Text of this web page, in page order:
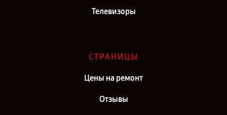
Телевизоры
СТРАНИЦЫ
Цены на ремонт
Отзывы